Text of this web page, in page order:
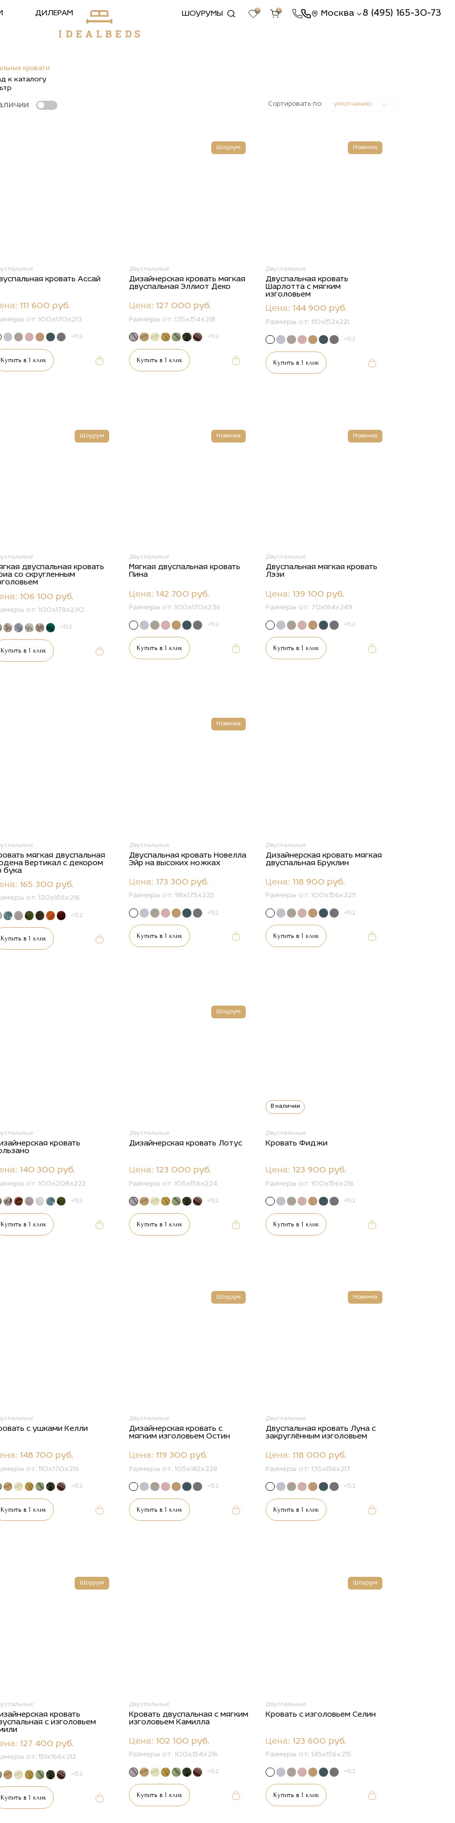
ДИЛЕРАМ ШОУРУМЫ 0 0 Москва 8 (495) 165-30-73
кровати
к каталогу
Сортировать по: умолчанию
кровать Ассай
111 600 руб.
от: 100x170x213
+152
Купить в 1 клик
Шоурум
Двуспальные
Дизайнерская кровать мягкая
двуспальная Эллиот Деко
Цена: 127 000 руб.
Размеры от:135х154х218
+152
Купить в 1 клик
Новинка
Двуспальные
Двуспальная кровать
Шарлотта с мягким
изголовьем
Цена: 144 900 руб.
Размеры от:110x152x221
+152
Купить в 1 клик
Шоурум
двуспальная кровать
со скругленным
106 100 руб.
от: 100x178x230
+152
Купить в 1 клик
Новинка
Двуспальные
Мягкая двуспальная кровать
Пина
Цена: 142 700 руб.
Размеры от:100x170x236
+152
Купить в 1 клик
Новинка
Двуспальные
Двуспальная мягкая кровать
Лэзи
Цена: 139 100 руб.
Размеры от: 70x164x249
+152
Купить в 1 клик
мягкая двуспальная
Вертикал с декором
бука
165 300 руб.
от: 120х156х216
+152
Купить в 1 клик
Новинка
Двуспальные
Двуспальная кровать Новелла
Эйр на высоких ножках
Цена: 173 300 руб.
Размеры от: 98х175х225
+152
Купить в 1 клик
Двуспальные
Дизайнерская кровать мягкая
двуспальная Бруклин
Цена: 118 900 руб.
Размеры от:100х156х229
+152
Купить в 1 клик
кровать
140 300 руб.
от: 100x208x222
+152
Купить в 1 клик
Шоурум
Двуспальные
Дизайнерская кровать Лотус
Цена: 123 000 руб.
Размеры от:105x156x224
+152
Купить в 1 клик
В наличии
Двуспальные
Кровать Фиджи
Цена: 123 900 руб.
Размеры от:100х156х216
+152
Купить в 1 клик
с ушками Келли
148 700 руб.
от: 110х170х216
+152
Купить в 1 клик
Шоурум
Двуспальные
Дизайнерская кровать с
мягким изголовьем Остин
Цена: 119 300 руб.
Размеры от:105х182х228
+152
Купить в 1 клик
Новинка
Двуспальные
Двуспальная кровать Луна с
закруглённым изголовьем
Цена: 118 000 руб.
Размеры от:135x156x217
+152
Купить в 1 клик
Шоурум
кровать
с изголовьем
127 400 руб.
от: 151х166х212
+152
Купить в 1 клик
Двуспальные
Кровать двуспальная с мягким
изголовьем Камилла
Цена: 102 100 руб.
Размеры от:100х154х216
+152
Купить в 1 клик
Шоурум
Двуспальные
Кровать с изголовьем Селин
Цена: 123 600 руб.
Размеры от:145х156х215
+152
Купить в 1 клик